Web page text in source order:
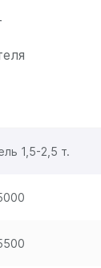
1,5-2,5 т.